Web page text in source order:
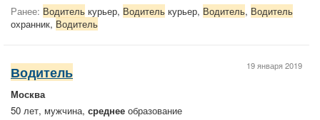
Ранее: Водитель курьер, Водитель курьер, Водитель, Водитель
охранник, Водитель
19 января 2019
Водитель
Москва
50 лет, мужчина, среднее образование